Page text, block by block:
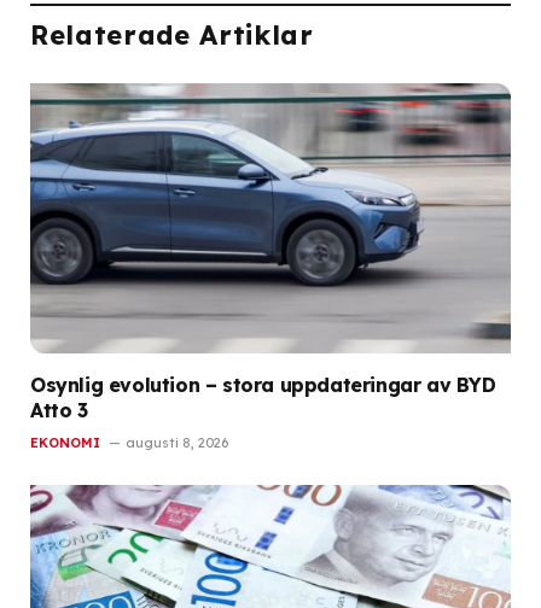
Relaterade Artiklar
Osynlig evolution – stora uppdateringar av BYD
Atto 3
EKONOMI augusti 8, 2026